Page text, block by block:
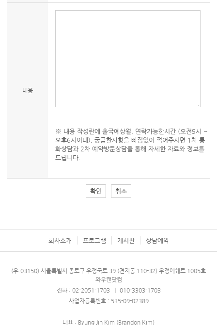
내용
※ 내용 작성란에 출국예상월, 연락가능한시간 (오전9시 ~
오후6시이내), 궁금한사항을 빠짐없이 적어주시면 1차 통
화상담과 2차 예약방문상담을 통해 자세한 자료와 정보를
드립니다.
확인 취소
회사소개 프로그램 게시판 상담예약
(우.03150) 서울특별시 종로구 우정국로 39 (견지동 110-32) 우정에쉐르 1005호
와우캔닷컴
전화 : 02-2051-1703
010-3303-1703
사업자등록번호 : 535-09-02389
대표 : Byung Jin Kim (Brandon Kim)